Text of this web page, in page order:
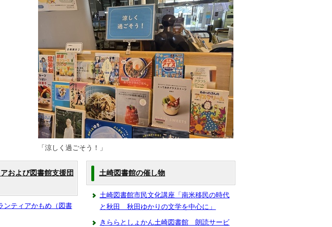
「涼しく過ごそう！」
および図書館支援団
ンティアかもめ（図書
土崎図書館の催し物
土崎図書館市民文化講座「南米移民の時代
と秋田 秋田ゆかりの文学を中心に」
きららとしょかん土崎図書館 朗読サービ